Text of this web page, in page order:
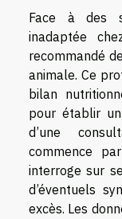
Face à des
inadaptée
recommandé
animale. Ce
bilan
pour établir
d’une
commence
interroge sur
d’éventuels
excès. Les